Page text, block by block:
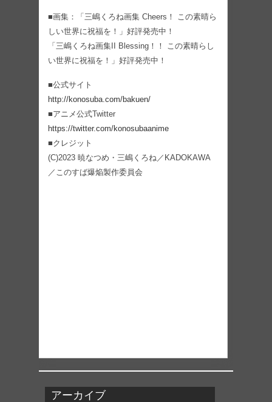
■画集：「三嶋くろね画集 Cheers！ この素晴ら
しい世界に祝福を！」好評発売中！
「三嶋くろね画集II Blessing！！ この素晴らし
い世界に祝福を！」好評発売中！
■公式サイト
http://konosuba.com/bakuen/
■アニメ公式Twitter
https://twitter.com/konosubaanime
■クレジット
(C)2023 暁なつめ・三嶋くろね／KADOKAWA
／このすば爆焔製作委員会
アーカイブ